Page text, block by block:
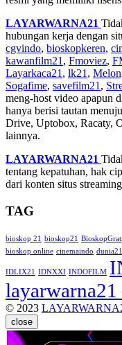
LAYARWARNA21
hubungan kerja dengan
cgvindo, bioskopkeren,
kawanfilm21 , Fmoviez,
Layarkaca21 , lk21 ,
Sogafime, savefilm21 ,
meng-host video apapun
hanya berisi tautan
Drive, Uptobox, Racaty,
lainnya.
LAYARWARNA21
tentang kepatuhan, hak
dari konten situs
TAG
bioskop 21 bioskop21
bioskop online cinemaindo dunia21
IDLIX21 IDNXXI INDOFILM
© 2023
close